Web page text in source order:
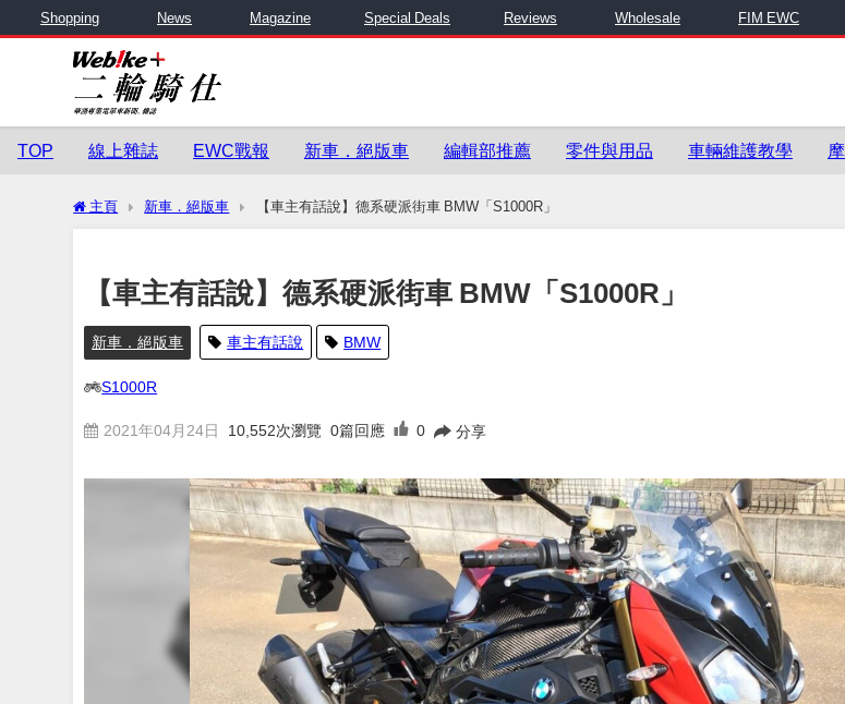
Shopping News Magazine Special Deals Reviews Wholesale FIM EWC
TOP 線上雜誌 EWC戰報 新車．絕版車 編輯部推薦 零件與用品 車輛維護教學
主頁 新車．絕版車 【車主有話說】德系硬派街車 BMW「S1000R」
【車主有話說】德系硬派街車 BMW「S1000R」
新車．絕版車 車主有話說 BMW
S1000R
2021年04月24日 10,552次瀏覽 0篇回應 0 分享